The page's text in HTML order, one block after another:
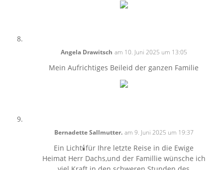
Angela Drawitsch am 10. Juni 2025 um 13:05
Mein Aufrichtiges Beileid der ganzen Familie
Bernadette Sallmutter. am 9. Juni 2025 um 19:37
Ein Licht🕯für Ihre letzte Reise in die Ewige
Heimat Herr Dachs,und der Famillie wünsche ich